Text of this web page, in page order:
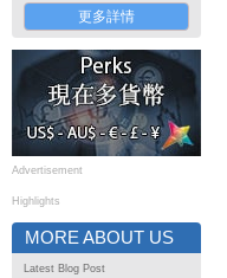
更多詳情
Advertisement
Highlights
MORE ABOUT US
Latest Blog Post